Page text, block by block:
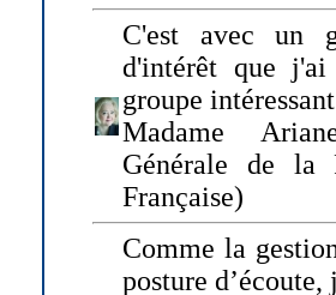
C'est avec un
d'intérêt que
groupe
Madame
Générale de la
Française)
Comme la
posture